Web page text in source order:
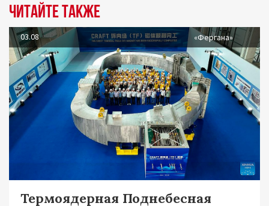
Читайте также
03.08 «Фергана»
Термоядерная Поднебесная